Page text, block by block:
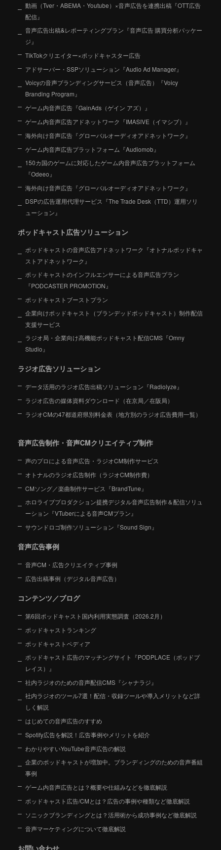
動画（Tver・ABEMA・Youtube）×音声広告を連携出稿『OTT広告
配信』
音声広告出稿&レポーティングプラン『音声広告 購買分析パッケー
ジ』
TikTokクリエイター×ポッドキャスター広告
アドサーバー・SSPソリューション『Audio Ad Manager』
Voicyの音声ブランディングサービス（音声広告）『Voicy
Branding Program』
ゲーム内音声広告『GainAds（ゲイン アズ）』
ゲーム内音声広告アドネットワーク『IMASIVE（イマシブ）』
海外向け音声広告『グローバルオーディオアドネットワーク』
ゲーム内音声広告プラットフォーム『Audiomob』
150カ国のゲームに対応したゲーム内音声広告プラットフォーム
『Odeeo』
海外向け音声広告『グローバルオーディオアドネットワーク』
DSPの広告運用代理サービス『The Trade Desk（TTD）運用ソリ
ューション』
ポッドキャスト広告ソリューション
ポッドキャストの音声広告アドネットワーク『オトナルポッドキャ
ストアドネットワーク』
ポッドキャストのインフルエンサーによる音声広告プラン
『PODCASTER PROMOTION』
ポッドキャストブーストプラン
企業向けポッドキャスト（ブランデッドポッドキャスト）制作配信
支援サービス
ラジオ局・企業向け高機能ポッドキャスト配信CMS『Omny
Studio』
ラジオ広告ソリューション
データ活用のラジオ広告出稿ソリューション『Radiolyze』
ラジオ広告の媒体資料ダウンロード（在京局／在阪局）
ラジオCMの47都道府県別料金表（地方別のラジオ広告費用一覧）
音声広告制作・音声CMクリエイティブ制作
声のプロによる音声広告・ラジオCM制作サービス
オトナルのラジオ広告制作（ラジオCM制作費）
CMソング／楽曲制作サービス『BrandTune』
ホロライブプロダクション提携デジタル音声広告制作＆配信ソリュ
ーション 『VTuberによる音声CMプラン』
サウンドロゴ制作ソリューション『Sound Sign』
音声広告事例
音声CM・広告クリエイティブ事例
広告出稿事例（デジタル音声広告）
コンテンツ／ブログ
第6回ポッドキャスト国内利用実態調査（2026.2月）
ポッドキャストランキング
ポッドキャストペディア
ポッドキャスト広告のマッチングサイト『PODPLACE（ポッドプ
レイス）』
社内ラジオのための音声配信CMS『シャナラジ』
社内ラジオのツール7選！配信・収録ツールや導入メリットなど詳
しく解説
はじめての音声広告のすすめ
Spotify広告を解説！広告事例やメリットを紹介
わかりやすいYouTube音声広告の解説
企業のポッドキャストが増加中。ブランディングのための音声番組
事例
ゲーム内音声広告とは？概要や仕組みなどを徹底解説
ポッドキャスト広告/CMとは？広告の事例や種類など徹底解説
ソニックブランディングとは？活用術から成功事例など徹底解説
音声マーケティングについて徹底解説
お問い合わせ